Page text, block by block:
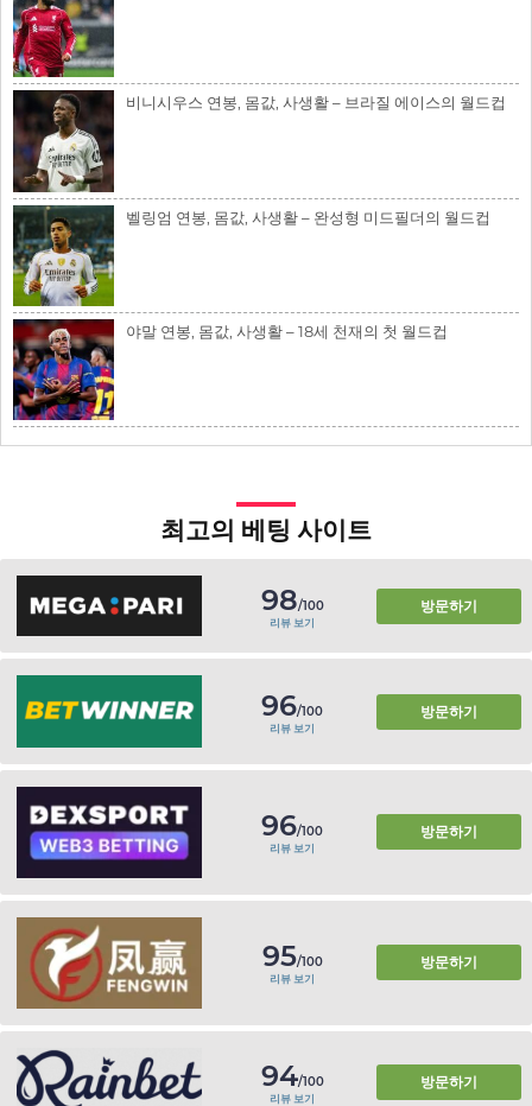
비니시우스 연봉, 몸값, 사생활 – 브라질 에이스의 월드컵
벨링엄 연봉, 몸값, 사생활 – 완성형 미드필더의 월드컵
야말 연봉, 몸값, 사생활 – 18세 천재의 첫 월드컵
최고의 베팅 사이트
98/100
리뷰 보기
방문하기
96/100
리뷰 보기
방문하기
96/100
리뷰 보기
방문하기
95/100
리뷰 보기
방문하기
94/100
리뷰 보기
방문하기